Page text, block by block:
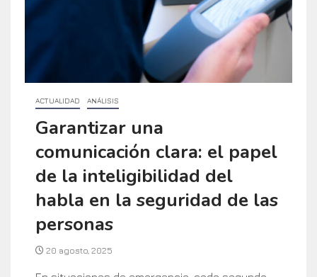
ACTUALIDAD ANÁLISIS
Garantizar una
comunicación clara: el papel
de la inteligibilidad del
habla en la seguridad de las
personas
20 agosto, 2025